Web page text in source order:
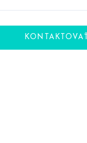
KONTAKTOVAŤ